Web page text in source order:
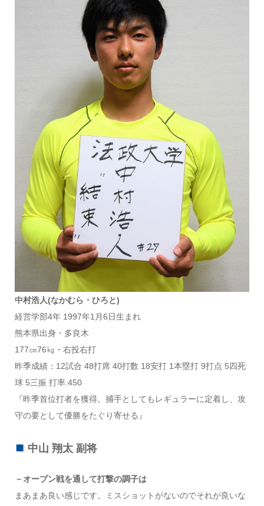
中村浩人(なかむら・ひろと)
経営学部4年 1997年1月6日生まれ
熊本県出身・多良木
177㎝76㎏・右投右打
昨季成績：12試合 48打席 40打数 18安打 1本塁打 9打点 5四死
球 5三振 打率.450
『昨季首位打者を獲得。捕手としてもレギュラーに定着し、攻
守の要として優勝をたぐり寄せる』
中山 翔太 副将
－オープン戦を通して打撃の調子は
まあまあ良い感じです。ミスショットがないのでそれが良いな